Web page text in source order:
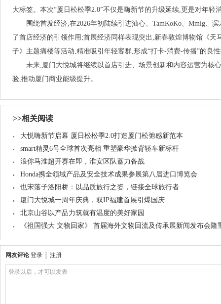
大标签。本次“厦日松松季2.0”不仅是嗨新节的升级延续,更是对年轻
围绕首发经济,在2026年初陆续引进汕心、TamKoKo、Mmlg、
了首店经济的引领作用;首展经济同样表现突出,新春敦煌博物馆《天
子》主题痛楼等活动,精准吸引年轻客群,形成“打卡-消费-传播”的良
未来,厦门大悦城将继续以首店引进、场景创新和内容运营为核
验,推动厦门商业能级提升。
>>相关阅读
大悦嗨新节启幕 厦日松松季2.0打造厦门松弛感新范本
smart精灵6号全球首次亮相 重塑豪华掀背轿车新标杆
浪你马淮超开赛在即，淮安区队蓄力备战
Honda携全领域产品及安全技术成果参展第八届进口博览会
也宋落子洛阳桥：以品质旅行之姿，链接全球旅行者
厦门大悦城一周年庆典，双IP福建首展引爆国庆
北京山谷以产品力筑就有温度的美好家园
《祖国强大 文物回家》 首届海外文物回流及传承展新闻发布会隆
网友评论 登录 注册
登录以后，才可以发表